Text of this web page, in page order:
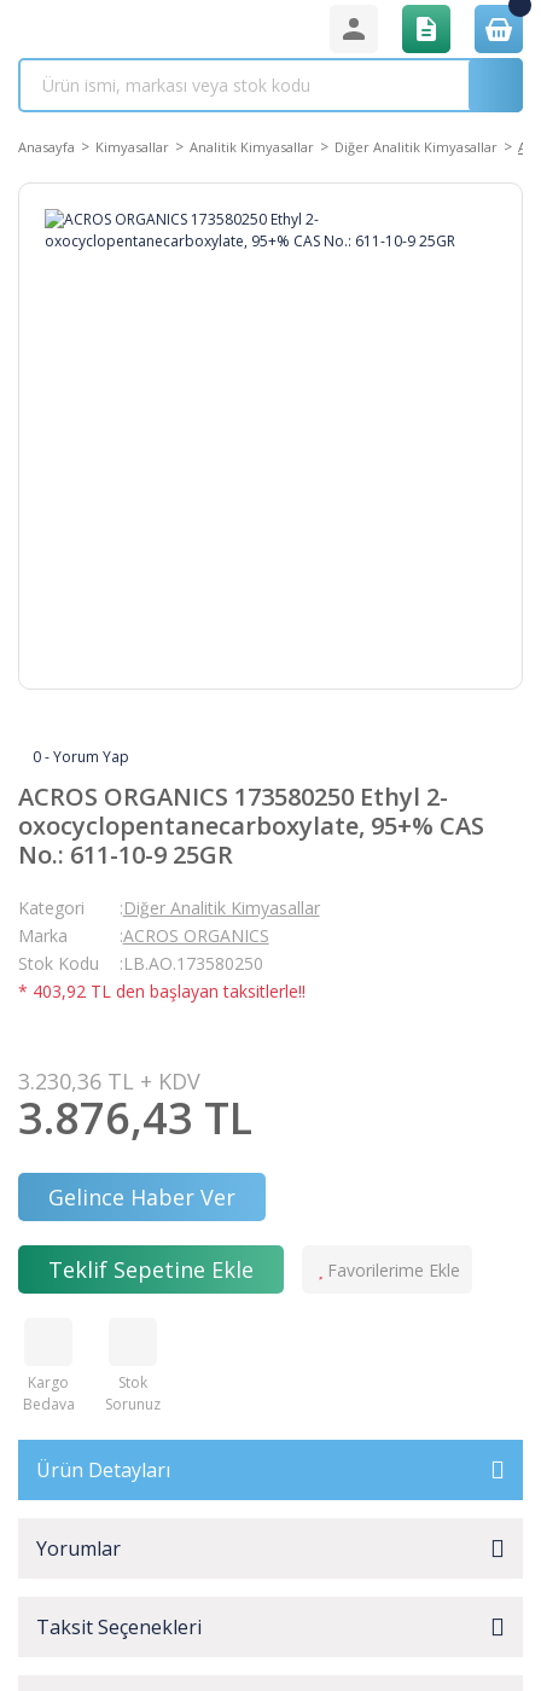
Anasayfa Kimyasallar Analitik Kimyasallar Diğer Analitik Kimyasallar
0 - Yorum Yap
ACROS ORGANICS 173580250 Ethyl 2-
oxocyclopentanecarboxylate, 95+% CAS
No.: 611-10-9 25GR
Kategori
Diğer Analitik Kimyasallar
Marka
ACROS ORGANICS
Stok Kodu
LB.AO.173580250
* 403,92 TL den başlayan taksitlerle!!
3.230,36 TL + KDV
3.876,43 TL
Gelince Haber Ver
Teklif Sepetine Ekle
Kargo
Bedava
Stok
Sorunuz
Ürün Detayları
Yorumlar
Taksit Seçenekleri